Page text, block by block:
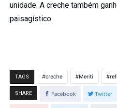
unidade. A creche também
paisagístico.
TAGS creche Meriti
SHARE Facebook Twitter